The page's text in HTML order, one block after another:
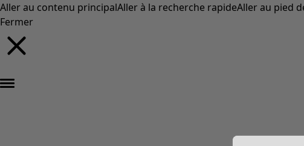
Aller au contenu principalAller à la recherche rapideAller au pied
Fermer